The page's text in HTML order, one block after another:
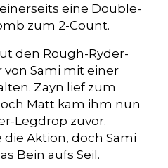
eine Double-
zum 2-Count.
den Rough-Ryder-
Sami mit einer
Zayn lief zum
Matt kam ihm nun
Legdrop zuvor.
Aktion, doch Sami
Bein aufs Seil.